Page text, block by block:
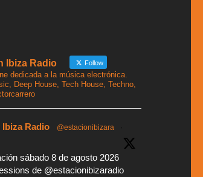
Ibiza Radio Follow
dedicada a la música electrónica.
Deep House, Tech House, Techno,
Ibiza Radio @estacionibizara
sábado 8 de agosto 2026
de @estacionibizaradio